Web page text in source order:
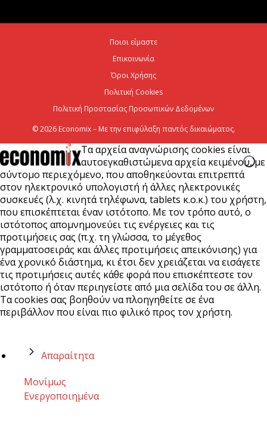
για τη στρατηγική είσοδό του...
Ποιοι είμαστε
Επικοινωνία
Όροι Χρήσης
Πολιτική Cookies
Πολιτική Προστασίας Προσωπικών Δεδομένων
© 2026 Economix – Με την επιφύλαξη παντός δικαιώματος.
Τα αρχεία αναγνώρισης cookies είναι
αυτοεγκαθιστώμενα αρχεία κειμένου, με
σύντομο περιεχόμενο, που αποθηκεύονται επιτρεπτά
στον ηλεκτρονικό υπολογιστή ή άλλες ηλεκτρονικές
συσκευές (λ.χ. κινητά τηλέφωνα, tablets κ.ο.κ.) του χρήστη,
που επισκέπτεται έναν ιστότοπο. Με τον τρόπο αυτό, ο
ιστότοπος απομνημονεύει τις ενέργειες και τις
προτιμήσεις σας (π.χ. τη γλώσσα, το μέγεθος
γραμματοσειράς και άλλες προτιμήσεις απεικόνισης) για
ένα χρονικό διάστημα, κι έτσι δεν χρειάζεται να εισάγετε
τις προτιμήσεις αυτές κάθε φορά που επισκέπτεστε τον
ιστότοπο ή όταν περιηγείστε από μια σελίδα του σε άλλη.
Τα cookies σας βοηθούν να πλοηγηθείτε σε ένα
περιβάλλον που είναι πιο φιλικό προς τον χρήστη.
Απαραίτητα
Μονίμως
Ενεργοποιημένα